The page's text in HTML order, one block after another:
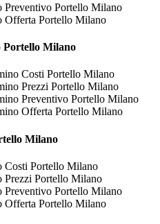
Preventivo Portello Milano
Offerta Portello Milano
Portello Milano
Costi Portello Milano
Prezzi Portello Milano
Preventivo Portello Milano
Offerta Portello Milano
Milano
Costi Portello Milano
Prezzi Portello Milano
Preventivo Portello Milano
Offerta Portello Milano